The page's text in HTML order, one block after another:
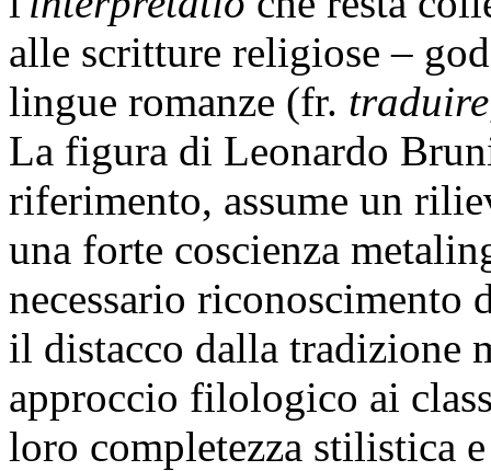
alle scritture religiose –
lingue romanze (fr. traduire
La figura di Leonardo
riferimento, assume un
una forte coscienza
necessario riconoscimento
il distacco dalla tradizione
approccio filologico ai
loro completezza stilistica